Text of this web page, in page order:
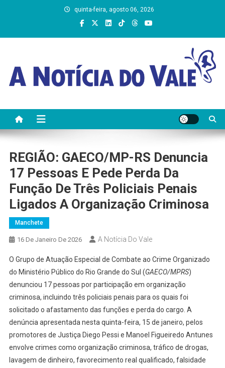
quinta-feira, agosto 06, 2026
REGIÃO: GAECO/MP-RS Denuncia
17 Pessoas E Pede Perda Da
Função De Três Policiais Penais
Ligados A Organização Criminosa
Manchete
16 De Janeiro De 2026 A Notícia Do Vale
O Grupo de Atuação Especial de Combate ao Crime Organizado
do Ministério Público do Rio Grande do Sul (GAECO/MPRS)
denunciou 17 pessoas por participação em organização
criminosa, incluindo três policiais penais para os quais foi
solicitado o afastamento das funções e perda do cargo. A
denúncia apresentada nesta quinta-feira, 15 de janeiro, pelos
promotores de Justiça Diego Pessi e Manoel Figueiredo Antunes
envolve crimes como organização criminosa, tráfico de drogas,
lavagem de dinheiro, favorecimento real qualificado, falsidade